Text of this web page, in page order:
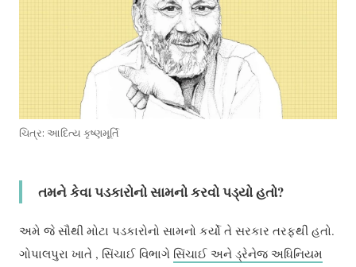
ચિત્ર: આદિત્ય કૃષ્ણમૂર્તિ
તમને કેવા પડકારોનો સામનો કરવો પડ્યો હતો?
અમે જે સૌથી મોટા પડકારોનો સામનો કર્યો તે સરકાર તરફથી હતો.
ગોપાલપુરા ખાતે , સિંચાઈ વિભાગે સિંચાઈ અને ડ્રેનેજ અધિનિયમ